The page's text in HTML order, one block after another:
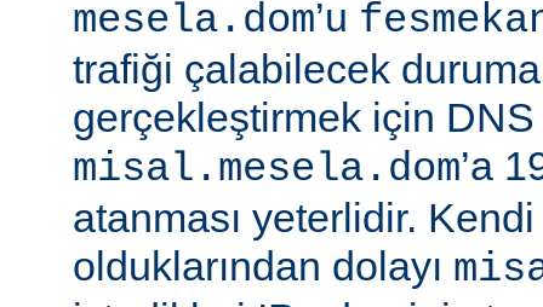
mesela.dom’u
trafiği çalabilecek
gerçekleştirmek için DNS
misal.mesela.dom’a
atanması yeterlidir.
olduklarından dolayı